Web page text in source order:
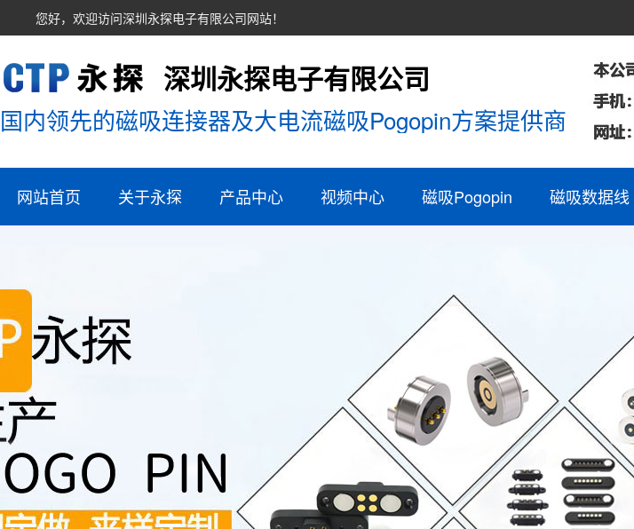
您好，欢迎访问深圳永探电子有限公司网站！
深圳永探电子有限公司
国内领先的磁吸连接器及大电流磁吸Pogopin方案提供商
网站首页 关于永探 产品中心 视频中心 磁吸Pogopin 磁吸数据线